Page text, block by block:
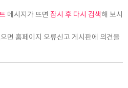
메시지가 뜨면 잠시 후 다시 검색해 보시
면 홈페이지 오류신고 게시판에 의견을